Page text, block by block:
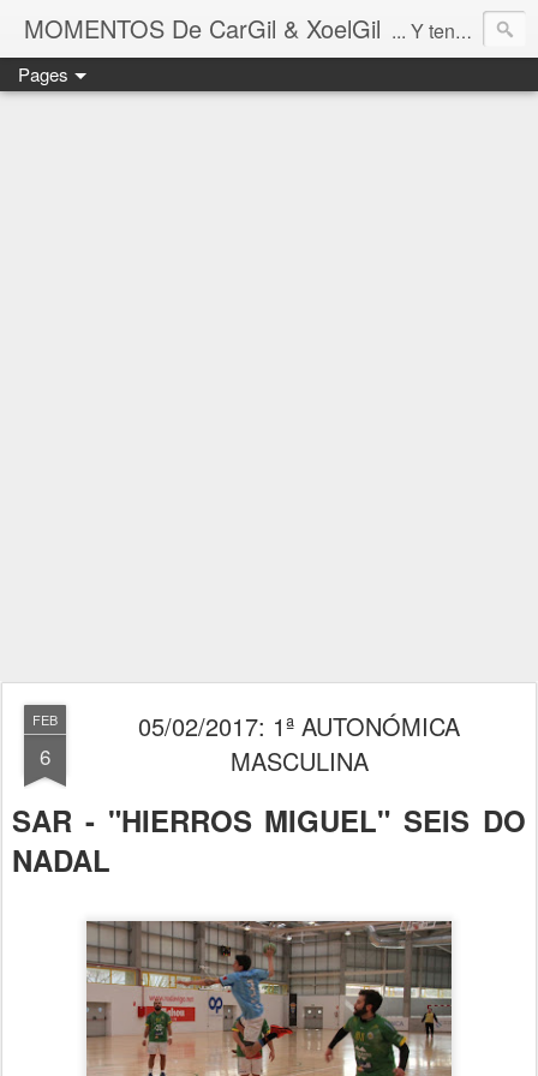
MOMENTOS De CarGil & XoelGil ... Y tengan cuidado ahí fuera, por favor.
Pages
FEB
6
05/02/2017: 1ª AUTONÓMICA
MASCULINA
SAR - "HIERROS MIGUEL" SEIS DO
NADAL